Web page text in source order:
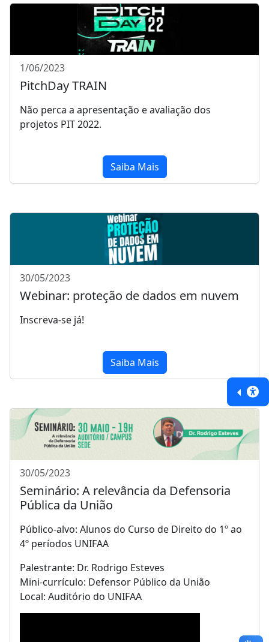
1/06/2023
PitchDay TRAIN
Não perca a apresentação e avaliação dos
projetos PIT 2022.
Saiba Mais
30/05/2023
Webinar: proteção de dados em nuvem
Inscreva-se já!
Saiba Mais
30/05/2023
Seminário: A relevância da Defensoria
Pública da União
Público-alvo: Alunos do Curso de Direito do 1º ao
4º períodos UNIFAA
Palestrante: Dr. Rodrigo Esteves
Mini-currículo: Defensor Público da União
Local: Auditório do UNIFAA